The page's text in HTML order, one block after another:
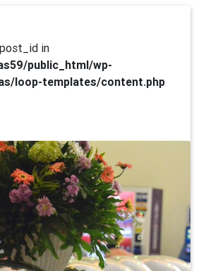
in
public_html/wp-
loop-templates/content.php